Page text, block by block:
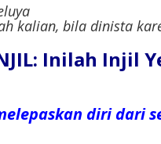
kalian, bila dinista
Inilah Injil
diri dari